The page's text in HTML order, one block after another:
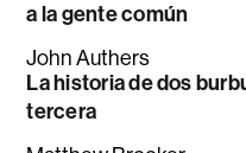
a la gente común
John Authers
La historia de dos
tercera